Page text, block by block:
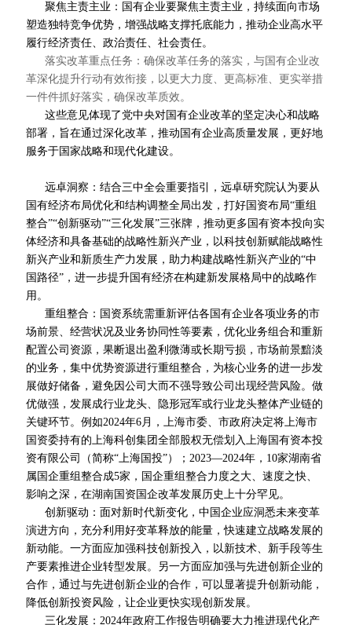
聚焦主责主业：国有企业要聚焦主责主业，持续面向市场
塑造独特竞争优势，增强战略支撑托底能力，推动企业高水平
履行经济责任、政治责任、社会责任。
落实改革重点任务：确保改革任务的落实，与国有企业改
革深化提升行动有效衔接，以更大力度、更高标准、更实举措
一件件抓好落实，确保改革质效。
这些意见体现了党中央对国有企业改革的坚定决心和战略
部署，旨在通过深化改革，推动国有企业高质量发展，更好地
服务于国家战略和现代化建设。
远卓洞察：结合三中全会重要指引，远卓研究院认为要从
国有经济布局优化和结构调整全局出发，打好国资布局“重组
整合”“创新驱动”“三化发展”三张牌，推动更多国有资本投向实
体经济和具备基础的战略性新兴产业，以科技创新赋能战略性
新兴产业和新质生产力发展，助力构建战略性新兴产业的“中
国路径”，进一步提升国有经济在构建新发展格局中的战略作
用。
重组整合：国资系统需重新评估各国有企业各项业务的市
场前景、经营状况及业务协同性等要素，优化业务组合和重新
配置公司资源，果断退出盈利微薄或长期亏损，市场前景黯淡
的业务，集中优势资源进行重组整合，为核心业务的进一步发
展做好储备，避免因公司大而不强导致公司出现经营风险。做
优做强，发展成行业龙头、隐形冠军或行业龙头整体产业链的
关键环节。例如2024年6月，上海市委、市政府决定将上海市
国资委持有的上海科创集团 全部股权无偿划入上海国有资本投
资有限公司（简称“上海国投”）；2023—2024年，10家湖南省
属国企重组整合成5家，国企重组整合力度之大、速度之快、
影响之深，在湖南国资国企改革发展历史上十分罕见。
创新驱动：面对新时代新变化，中国企业应洞悉未来变革
演进方向，充分利用好变革释放的能量，快速建立战略发展的
新动能。一方面应加强科技创新投入，以新技术、新手段等生
产要素推进企业转型发展。另一方面应加强与先进创新企业的
合作，通过与先进创新企业的合作，可以显著提升创新动能，
降低创新投资风险，让企业更快实现创新发展。
三化发展：2024年政府工作报告明确要大力推进现代化产